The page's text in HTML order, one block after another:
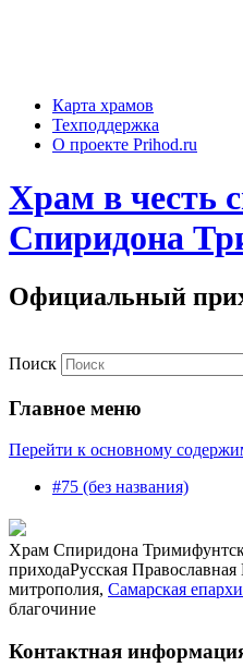
Карта храмов
Техподдержка
О проекте Prihod.ru
Храм в честь
Спиридона
Официальный
Поиск
Главное меню
Перейти к основному
#75 (без названия)
Храм Спиридона
приходаРусская
митрополия, Самарская
благочиние
Контактная